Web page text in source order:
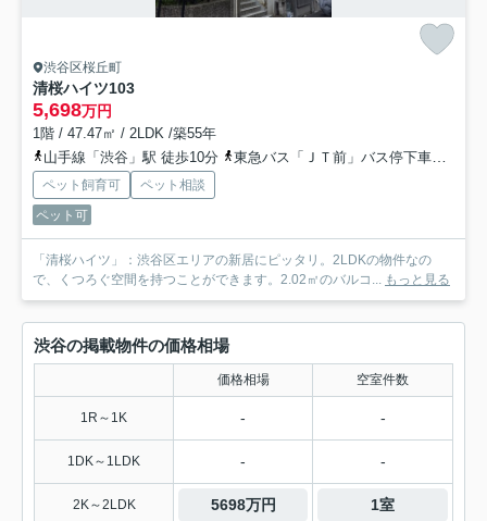
渋谷区桜丘町
清桜ハイツ103
5,698万円
1階 / 47.47㎡ / 2LDK /築55年
山手線「渋谷」駅 徒歩10分
東急バス「ＪＴ前」バス停下車 徒歩2分
ペット飼育可
ペット相談
ペット可
「清桜ハイツ」：渋谷区エリアの新居にピッタリ。2LDKの物件なの
で、くつろぐ空間を持つことができます。2.02㎡のバルコ... もっと見る
渋谷の掲載物件の価格相場
価格相場 空室件数
1R～1K - -
1DK～1LDK - -
2K～2LDK 5698万円 1室